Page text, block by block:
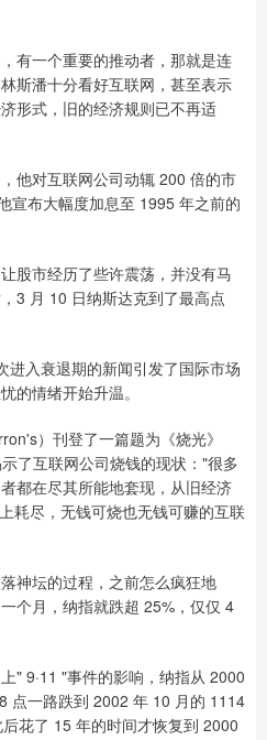
有一个重要的推动者，那就是连
斯潘十分看好互联网，甚至表示
形式，旧的经济规则已不再适
他对互联网公司动辄 200 倍的市
宣布大幅度加息至 1995 年之前的
股市经历了些许震荡，并没有马
3 月 10 日纳斯达克到了最高点
入衰退期的新闻引发了国际市场
的情绪开始升温。
）刊登了一篇题为《烧光》
了互联网公司烧钱的现状："很多
都在尽其所能地套现，从旧经济
耗尽，无钱可烧也无钱可赚的互联
神坛的过程，之前怎么疯狂地
个月，纳指就跌超 25%，仅仅 4
" 9·11 "事件的影响，纳指从 2000
点一路跌到 2002 年 10 月的 1114
花了 15 年的时间才恢复到 2000